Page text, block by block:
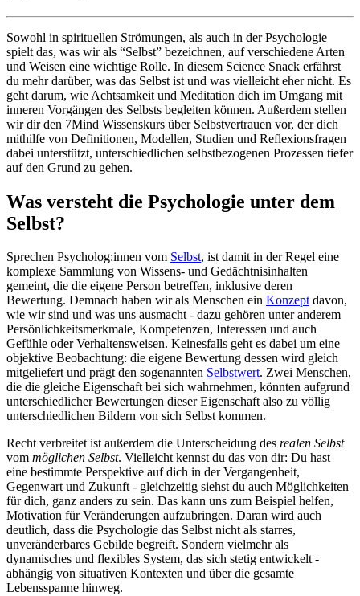
Sowohl in spirituellen Strömungen, als auch in der Psychologie
spielt das, was wir als “Selbst” bezeichnen, auf verschiedene Arten
und Weisen eine wichtige Rolle. In diesem Science Snack erfährst
du mehr darüber, was das Selbst ist und was vielleicht eher nicht. Es
geht darum, wie Achtsamkeit und Meditation dich im Umgang mit
inneren Vorgängen des Selbsts begleiten können. Außerdem stellen
wir dir den 7Mind Wissenskurs über Selbstvertrauen vor, der dich
mithilfe von Definitionen, Modellen, Studien und Reflexionsfragen
dabei unterstützt, unterschiedlichen selbstbezogenen Prozessen tiefer
auf den Grund zu gehen.
Was versteht die Psychologie unter dem
Selbst?
Sprechen Psycholog:innen vom Selbst, ist damit in der Regel eine
komplexe Sammlung von Wissens- und Gedächtnisinhalten
gemeint, die die eigene Person betreffen, inklusive deren
Bewertung. Demnach haben wir als Menschen ein Konzeptdavon,
wie wir sind und was uns ausmacht - dazu gehören unter anderem
Persönlichkeitsmerkmale, Kompetenzen, Interessen und auch
Gefühle oder Verhaltensweisen. Keinesfalls geht es dabei um eine
objektive Beobachtung: die eigene Bewertung dessen wird gleich
mitgeliefert und prägt den sogenannten Selbstwert. Zwei Menschen,
die die gleiche Eigenschaft bei sich wahrnehmen, könnten aufgrund
unterschiedlicher Bewertungen dieser Eigenschaft also zu völlig
unterschiedlichen Bildern von sich Selbst kommen.
Recht verbreitet ist außerdem die Unterscheidung des realen Selbst
vom möglichen Selbst. Vielleicht kennst du das von dir: Du hast
eine bestimmte Perspektive auf dich in der Vergangenheit,
Gegenwart und Zukunft - gleichzeitig siehst du auch Möglichkeiten
für dich, ganz anders zu sein. Das kann uns zum Beispiel helfen,
Motivation für Veränderungen aufzubringen. Daran wird auch
deutlich, dass die Psychologie das Selbst nicht als starres,
unveränderbares Gebilde begreift. Sondern vielmehr als
dynamisches und flexibles System, das sich stetig entwickelt -
abhängig von situativen Kontexten und über die gesamte
Lebensspanne hinweg.